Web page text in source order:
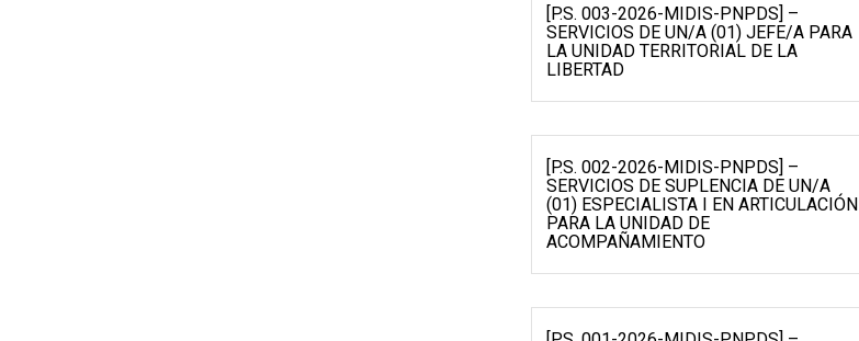
[P.S. 003-2026-MIDIS-PNPDS] –
SERVICIOS DE UN/A (01) JEFE/A PARA
LA UNIDAD TERRITORIAL DE LA
LIBERTAD
[P.S. 002-2026-MIDIS-PNPDS] –
SERVICIOS DE SUPLENCIA DE UN/A
(01) ESPECIALISTA I EN ARTICULACIÓN
PARA LA UNIDAD DE
ACOMPAÑAMIENTO